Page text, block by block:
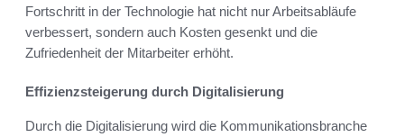
Fortschritt in der Technologie hat nicht nur Arbeitsabläufe
verbessert, sondern auch Kosten gesenkt und die
Zufriedenheit der Mitarbeiter erhöht.
Effizienzsteigerung durch Digitalisierung
Durch die Digitalisierung wird die Kommunikationsbranche